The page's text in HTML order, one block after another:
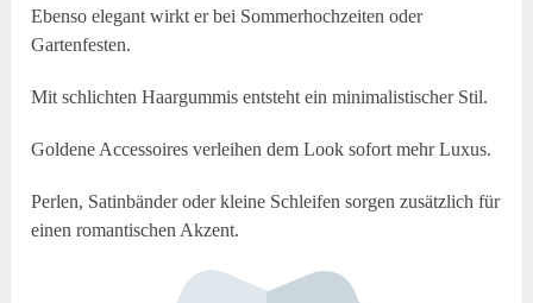
Ebenso elegant wirkt er bei Sommerhochzeiten oder
Gartenfesten.
Mit schlichten Haargummis entsteht ein minimalistischer Stil.
Goldene Accessoires verleihen dem Look sofort mehr Luxus.
Perlen, Satinbänder oder kleine Schleifen sorgen zusätzlich für
einen romantischen Akzent.